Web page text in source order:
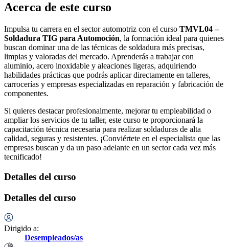
Acerca de este curso
Impulsa tu carrera en el sector automotriz con el curso TMVL04 –
Soldadura TIG para Automoción, la formación ideal para quienes
buscan dominar una de las técnicas de soldadura más precisas,
limpias y valoradas del mercado. Aprenderás a trabajar con
aluminio, acero inoxidable y aleaciones ligeras, adquiriendo
habilidades prácticas que podrás aplicar directamente en talleres,
carrocerías y empresas especializadas en reparación y fabricación de
componentes.
Si quieres destacar profesionalmente, mejorar tu empleabilidad o
ampliar los servicios de tu taller, este curso te proporcionará la
capacitación técnica necesaria para realizar soldaduras de alta
calidad, seguras y resistentes. ¡Conviértete en el especialista que las
empresas buscan y da un paso adelante en un sector cada vez más
tecnificado!
Detalles del curso
Detalles del curso
Dirigido a:
Desempleados/as